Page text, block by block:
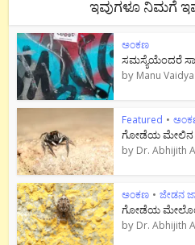
ಇವುಗಳೂ ನಿಮಗೆ
ಅಂಕಣ
ಸಮಸ್ಯೆಯೆಂದರೆ
by Manu Vaidya
Featured •
ಗೋಡೆಯ ಮೇಲಿನ
by Dr. Abhijith
ಅಂಕಣ • ಜೇಡನ
ಗೋಡೆಯ
by Dr. Abhijith